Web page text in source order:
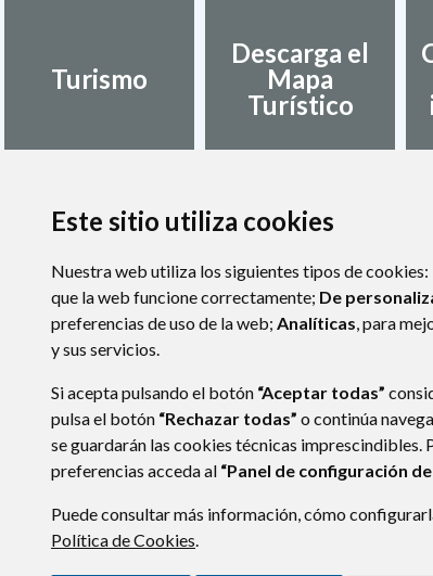
Este sitio utiliza cookies
Nuestra web utiliza los siguientes tipos de cookies:
que la web funcione correctamente; De
preferencias de uso de la web; Analíticas, para
y sus servicios.
Si acepta pulsando el botón “Aceptar todas”
pulsa el botón “Rechazar todas” o continúa
se guardarán las cookies técnicas imprescindibles.
preferencias acceda al “Panel de configuración
Puede consultar más información, cómo
Política de Cookies.
Turismo
Descarga el
Mapa
Turístico
C/ Mayor, nº 2222820